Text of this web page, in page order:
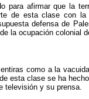
para afirmar que la
de esta clase con la
defensa de
la ocupación colonial
como a la
esta clase se ha
televisión y su prensa.